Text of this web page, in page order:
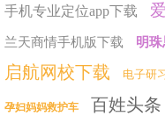
手机专业定位app下载
兰天商情手机版下载 明
启航网校下载 电子研
孕妇妈妈救护车 百姓头条